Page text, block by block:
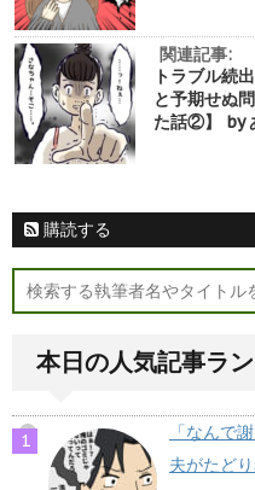
関連記事:
トラブル続
と予期せぬ
た話②】 by
購読する
本日の人気記事ラ
「なんで
夫がたど